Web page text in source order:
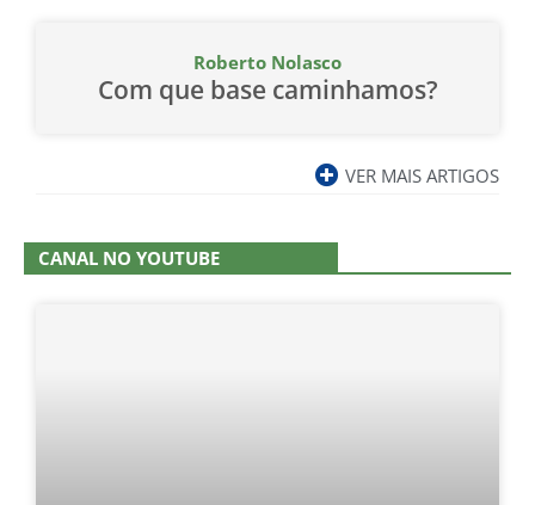
Roberto Nolasco
Com que base caminhamos?
VER MAIS ARTIGOS
CANAL NO YOUTUBE